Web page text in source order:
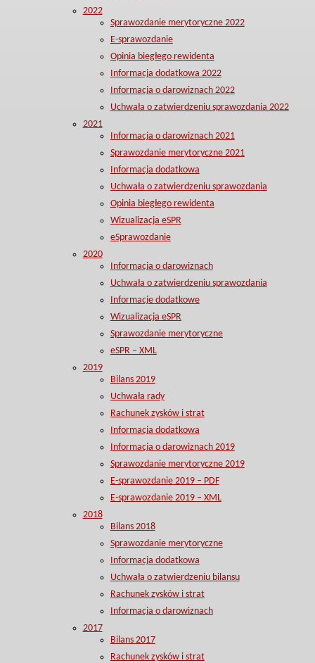
2022
Sprawozdanie merytoryczne 2022
E-sprawozdanie
Opinia biegłego rewidenta
Informacja dodatkowa 2022
Informacja o darowiznach 2022
Uchwała o zatwierdzeniu sprawozdania 2022
2021
Informacja o darowiznach 2021
Sprawozdanie merytoryczne 2021
Informacja dodatkowa
Uchwała o zatwierdzeniu sprawozdania
Opinia biegłego rewidenta
Wizualizacja eSPR
eSprawozdanie
2020
Informacja o darowiznach
Uchwała o zatwierdzeniu sprawozdania
Informacje dodatkowe
Wizualizacja eSPR
Sprawozdanie merytoryczne
eSPR – XML
2019
Bilans 2019
Uchwała rady
Rachunek zysków i strat
Informacja dodatkowa
Informacja o darowiznach 2019
Sprawozdanie merytoryczne 2019
E-sprawozdanie 2019 – PDF
E-sprawozdanie 2019 – XML
2018
Bilans 2018
Sprawozdanie merytoryczne
Informacja dodatkowa
Uchwała o zatwierdzeniu bilansu
Rachunek zysków i strat
Informacja o darowiznach
2017
Bilans 2017
Rachunek zysków i strat